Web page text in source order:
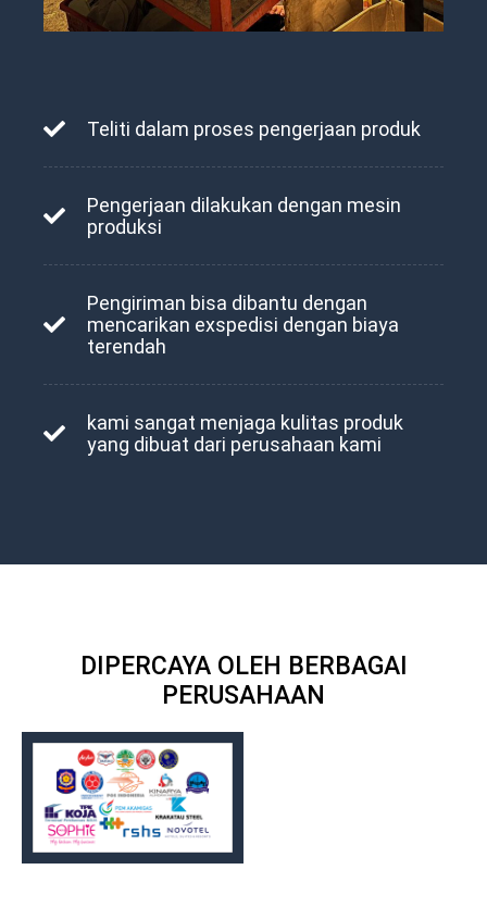
Teliti dalam proses pengerjaan produk
Pengerjaan dilakukan dengan mesin
produksi
Pengiriman bisa dibantu dengan
mencarikan exspedisi dengan biaya
terendah
kami sangat menjaga kulitas produk
yang dibuat dari perusahaan kami
DIPERCAYA OLEH BERBAGAI
PERUSAHAAN